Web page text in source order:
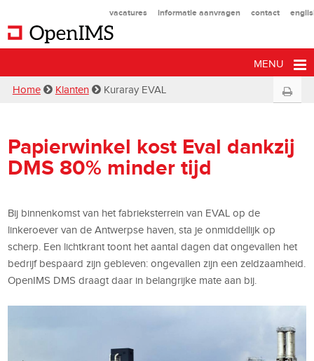
vacatures informatie aanvragen contact
MENU
Home Klanten Kuraray EVAL
Papierwinkel kost Eval dankzij
DMS 80% minder tijd
Bij binnenkomst van het fabrieksterrein van EVAL op de
linkeroever van de Antwerpse haven, sta je onmiddellijk op
scherp. Een lichtkrant toont het aantal dagen dat ongevallen het
bedrijf bespaard zijn gebleven: ongevallen zijn een zeldzaamheid.
OpenIMS DMS draagt daar in belangrijke mate aan bij.